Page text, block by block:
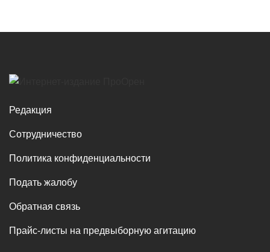
Редакция
Сотрудничество
Политика конфиденциальности
Подать жалобу
Обратная связь
Прайс-листы на предвыборную агитацию